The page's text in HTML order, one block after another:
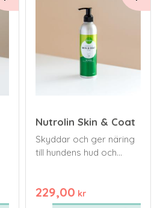
Nutrolin Skin & Coat
Skyddar och ger näring
till hundens hud och
229,00 kr